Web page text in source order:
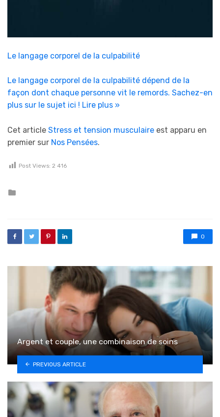
Le langage corporel de la culpabilité
Le langage corporel de la culpabilité dépend de la
façon dont chaque personne vit le remords. Sachez-en
plus sur le sujet ici ! Lire plus »
Cet article Stress et tension musculaire est apparu en
premier sur Nos Pensées.
Post Views: 2 416
0
Argent et couple, une combinaison de soins
PREVIOUS ARTICLE